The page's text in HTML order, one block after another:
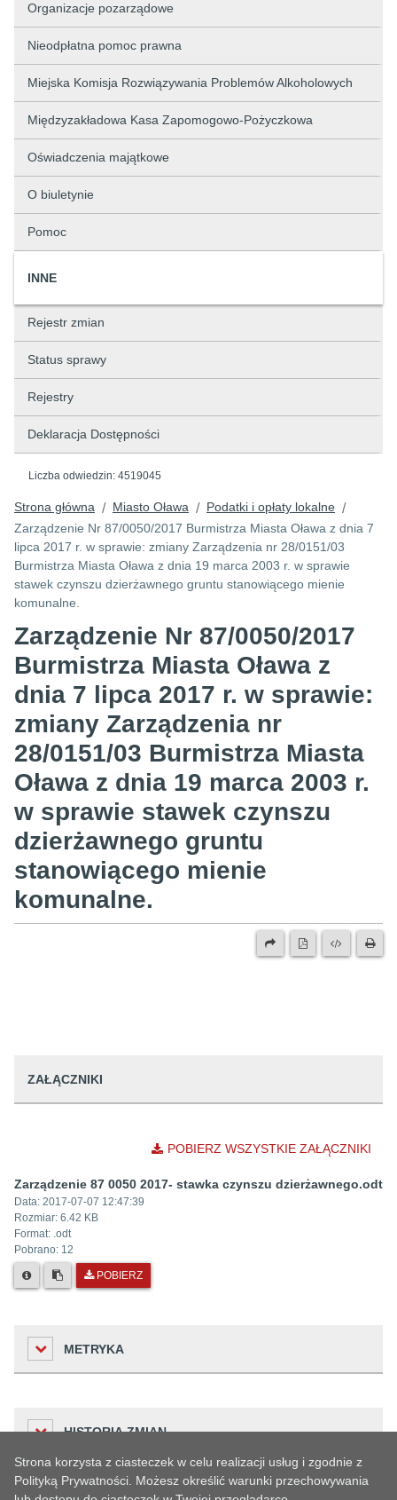
Organizacje pozarządowe
Nieodpłatna pomoc prawna
Miejska Komisja Rozwiązywania Problemów Alkoholowych
Międzyzakładowa Kasa Zapomogowo-Pożyczkowa
Oświadczenia majątkowe
O biuletynie
Pomoc
INNE
Rejestr zmian
Status sprawy
Rejestry
Deklaracja Dostępności
Liczba odwiedzin: 4519045
Strona główna / Miasto Oława / Podatki i opłaty lokalne /
Zarządzenie Nr 87/0050/2017 Burmistrza Miasta Oława z dnia 7
lipca 2017 r. w sprawie: zmiany Zarządzenia nr 28/0151/03
Burmistrza Miasta Oława z dnia 19 marca 2003 r. w sprawie
stawek czynszu dzierżawnego gruntu stanowiącego mienie
komunalne.
Zarządzenie Nr 87/0050/2017
Burmistrza Miasta Oława z
dnia 7 lipca 2017 r. w sprawie:
zmiany Zarządzenia nr
28/0151/03 Burmistrza Miasta
Oława z dnia 19 marca 2003 r.
w sprawie stawek czynszu
dzierżawnego gruntu
stanowiącego mienie
komunalne.
ZAŁĄCZNIKI
POBIERZ WSZYSTKIE ZAŁĄCZNIKI
Zarządzenie 87 0050 2017- stawka czynszu dzierżawnego.odt
Data: 2017-07-07 12:47:39
Rozmiar: 6.42 KB
Format: .odt
Pobrano: 12
POBIERZ
METRYKA
Liczba odwiedzin
366
Podmiot udostępniający informację
Urząd Miejski w Oławie
HISTORIA ZMIAN
Strona korzysta z ciasteczek w celu realizacji usług i zgodnie z
Polityką Prywatności. Możesz określić warunki przechowywania